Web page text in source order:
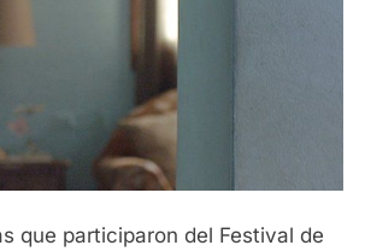
que participaron del Festival de